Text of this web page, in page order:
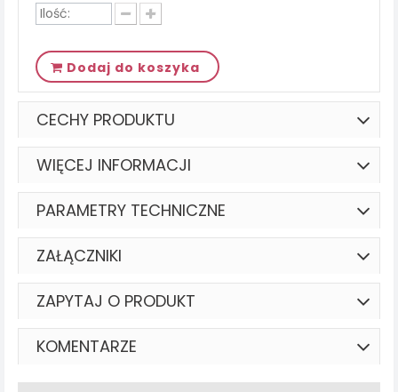
Dodaj do koszyka
CECHY PRODUKTU
WIĘCEJ INFORMACJI
PARAMETRY TECHNICZNE
ZAŁĄCZNIKI
ZAPYTAJ O PRODUKT
KOMENTARZE